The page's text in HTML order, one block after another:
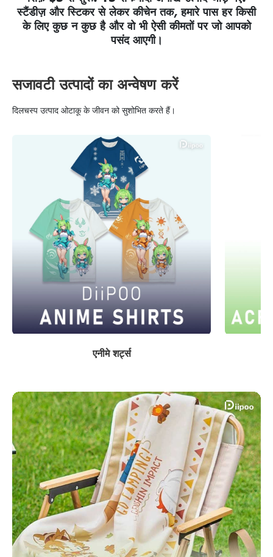
स्टैंडीज़ और स्टिकर से लेकर कीचेन तक, हमारे पास हर किसी
के लिए कुछ न कुछ है और वो भी ऐसी कीमतों पर जो आपको
पसंद आएगी।
सजावटी उत्पादों का अन्वेषण करें
दिलचस्प उत्पाद ओटाकू के जीवन को सुशोभित करते हैं।
एनीमे शर्ट्स